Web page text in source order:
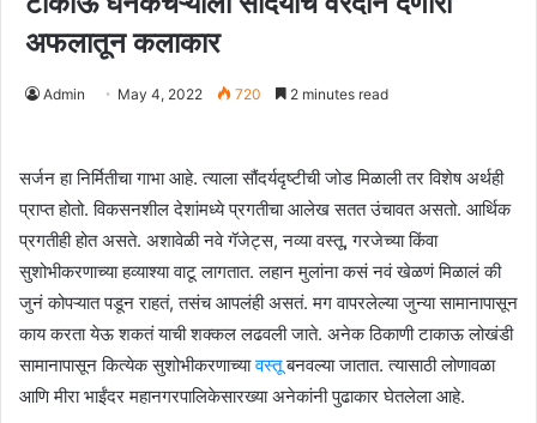
अफलातून कलाकार
Admin May 4, 2022 720 2 minutes read
सर्जन हा निर्मितीचा गाभा आहे. त्याला सौंदर्यदृष्टीची जोड मिळाली तर विशेष अर्थही
प्राप्त होतो. विकसनशील देशांमध्ये प्रगतीचा आलेख सतत उंचावत असतो. आर्थिक
प्रगतीही होत असते. अशावेळी नवे गॅजेट्स, नव्या वस्तू, गरजेच्या किंवा
सुशोभीकरणाच्या हव्याश्या वाटू लागतात. लहान मुलांना कसं नवं खेळणं मिळालं की
जुनं कोपऱ्यात पडून राहतं, तसंच आपलंही असतं. मग वापरलेल्या जुन्या सामानापासून
काय करता येऊ शकतं याची शक्कल लढवली जाते. अनेक ठिकाणी टाकाऊ लोखंडी
सामानापासून कित्येक सुशोभीकरणाच्यावस्तूबनवल्या जातात. त्यासाठी लोणावळा
आणि मीरा भाईंदर महानगरपालिकेसारख्या अनेकांनी पुढाकार घेतलेला आहे.